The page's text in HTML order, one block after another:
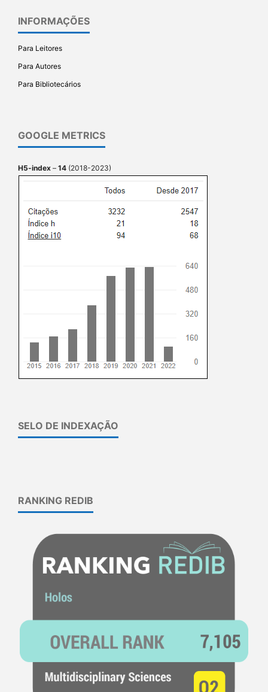
INFORMAÇÕES
Para Leitores
Para Autores
Para Bibliotecários
GOOGLE METRICS
H5-index – 14 (2018-2023)
SELO DE INDEXAÇÃO
RANKING REDIB